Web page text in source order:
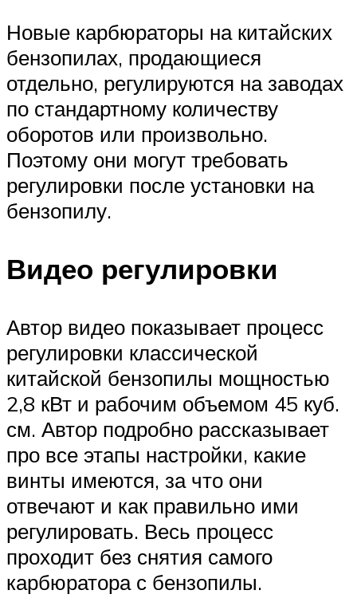
Новые карбюраторы на китайских
бензопилах, продающиеся
отдельно, регулируются на заводах
по стандартному количеству
оборотов или произвольно.
Поэтому они могут требовать
регулировки после установки на
бензопилу.
Видео регулировки
Автор видео показывает процесс
регулировки классической
китайской бензопилы мощностью
2,8 кВт и рабочим объемом 45 куб.
см. Автор подробно рассказывает
про все этапы настройки, какие
винты имеются, за что они
отвечают и как правильно ими
регулировать. Весь процесс
проходит без снятия самого
карбюратора с бензопилы.